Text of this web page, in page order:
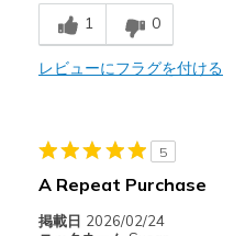
商品が期待と異なったレビュー
Wear Out Quickly
Casual Wear
Travel
Width
1 0
レビューにフラグを付ける
5
A Repeat Purchase
掲載日 2026/02/24